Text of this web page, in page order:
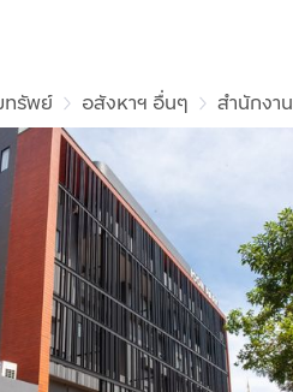
ทรัพย์ อสังหาฯ อื่นๆ สำนักงาน